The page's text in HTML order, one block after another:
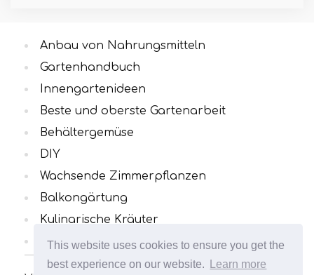
This website uses cookies to ensure you get the
best experience on our website.
Learn more
Anbau von Nahrungsmitteln
Gartenhandbuch
Innengartenideen
Beste und oberste Gartenarbeit
Behältergemüse
DIY
Wachsende Zimmerpflanzen
Balkongärtung
Kulinarische Kräuter
Alle Kategorien